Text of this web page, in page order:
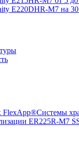
Системы